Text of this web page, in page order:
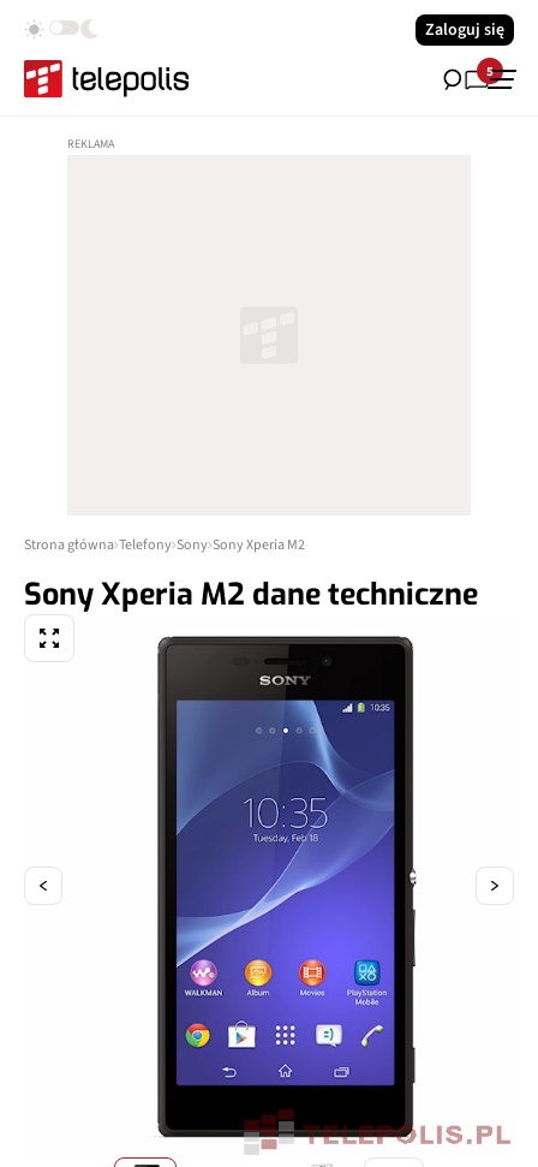
Zaloguj się
5
Strona główna Telefony Sony Sony Xperia M2
Sony Xperia M2 dane techniczne